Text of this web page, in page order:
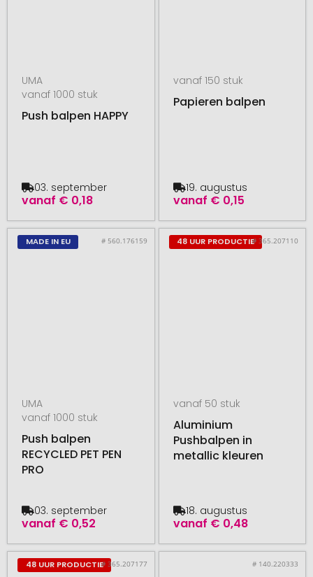
UMA
vanaf 1000 stuk
Push balpen HAPPY
vanaf € 0,18
03. september
vanaf 150 stuk
Papieren balpen
vanaf € 0,15
19. augustus
MADE IN EU # 560.176159
UMA
vanaf 1000 stuk
Push balpen
RECYCLED PET PEN
PRO
vanaf € 0,52
03. september
48 UUR PRODUCTIE# 365.207110
vanaf 50 stuk
Aluminium
Pushbalpen in
metallic kleuren
vanaf € 0,48
18. augustus
48 UUR PRODUCTIE# 365.207177 # 140.220333